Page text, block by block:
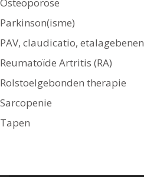
Osteoporose
Parkinson(isme)
PAV, claudicatio, etalagebenen
Reumatoïde Artritis (RA)
Rolstoelgebonden therapie
Sarcopenie
Tapen